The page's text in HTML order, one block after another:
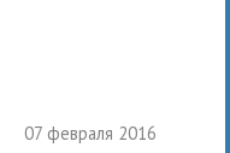
07 февраля 2016